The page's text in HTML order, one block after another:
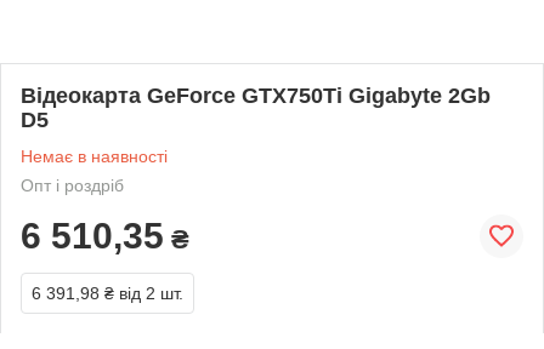
Відеокарта GeForce GTX750Ti Gigabyte 2Gb
D5
Немає в наявності
Опт і роздріб
6 510,35 ₴
6 391,98 ₴ від 2 шт.